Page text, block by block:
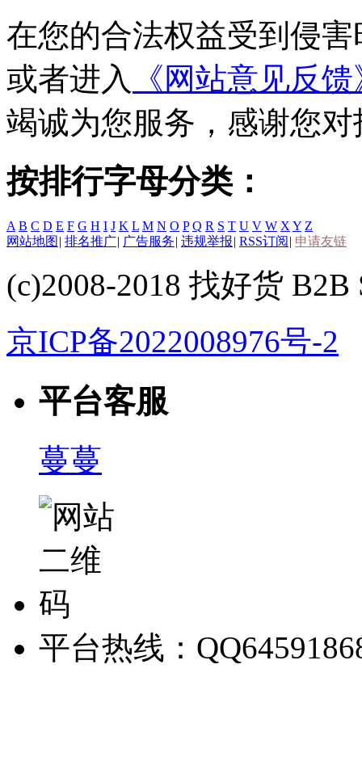
在您的合法权益受到侵
或者进入
《网站意见反
竭诚为您服务，感谢您
按排行字母分类：
A B C D E F G H I J K L M N O P Q R S T U V W X Y Z
网站地图 | 排名推广| 广告服务| 违规举报| RSS订阅 | 申请友链
(c)2008-2018 找好货 B2B
京ICP备2022008976号-2
平台客服
蔓蔓
平台热线：